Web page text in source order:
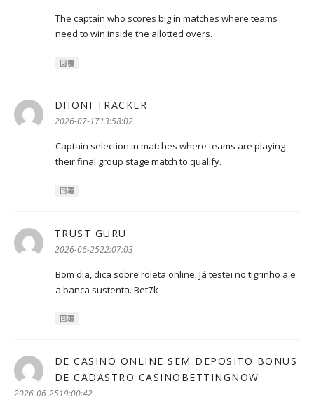
The captain who scores big in matches where teams
need to win inside the allotted overs.
回覆
DHONI TRACKER
2026-07-1713:58:02
Captain selection in matches where teams are playing
their final group stage match to qualify.
回覆
TRUST GURU
示:
2026-06-2522:07:03
Bom dia, dica sobre roleta online. Já testei no tigrinho a e
a banca sustenta. Bet7k
回覆
DE CASINO ONLINE SEM DEPOSITO BONUS
DE CADASTRO CASINOBETTINGNOW
2026-06-2519:00:42